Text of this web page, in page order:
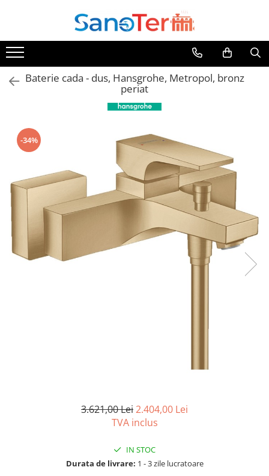
Toate Produsele
Obiecte Sanitare
Lavoare
Lavoare incastrabile
Lavoare sub blat
Lavoare Colt Duble Speciale
Lavoare stative
Lavoare pe mobilier
Seturi Lavoare
Vase wc
Vase wc suspendate
Vase wc statative
Rezervoare aparente
Baterie cada - dus, Hansgrohe, Metropol, bronz
periat
-34%
3.621,00 Lei2.404,00 Lei
TVA inclus
IN STOC
Durata de livrare: 1 - 3 zile lucratoare